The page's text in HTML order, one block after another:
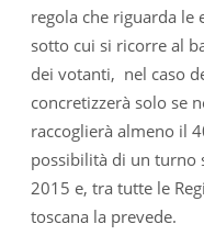
regola che riguarda le
sotto cui si ricorre al
dei votanti, nel caso
concretizzerà solo se
raccoglierà almeno il
possibilità di un turno
2015 e, tra tutte le
toscana la prevede.